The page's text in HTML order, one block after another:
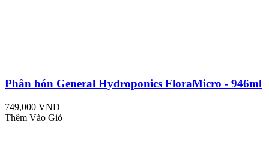
Phân bón General Hydroponics FloraMicro - 946ml
749,000 VND
Thêm Vào Giỏ